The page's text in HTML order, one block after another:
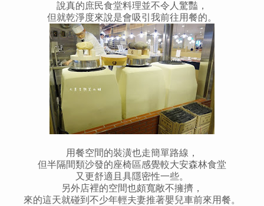
說真的庶民食堂料理並不令人驚豔，
但就乾淨度來說是會吸引我前往用餐的。
用餐空間的裝潢也走簡單路線，
但半隔間類沙發的座椅區感覺較大安森林食堂
又更舒適且具隱密性一些。
另外店裡的空間也頗寬敞不擁擠，
來的這天就碰到不少年輕夫妻推著嬰兒車前來用餐。